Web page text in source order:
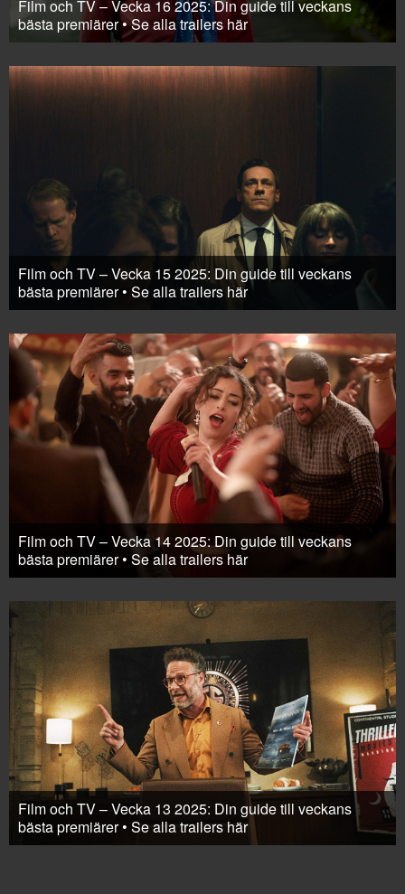
Film och TV – Vecka 16 2025: Din guide till veckans
bästa premiärer • Se alla trailers här
Film och TV – Vecka 15 2025: Din guide till veckans
bästa premiärer • Se alla trailers här
Film och TV – Vecka 14 2025: Din guide till veckans
bästa premiärer • Se alla trailers här
Film och TV – Vecka 13 2025: Din guide till veckans
bästa premiärer • Se alla trailers här